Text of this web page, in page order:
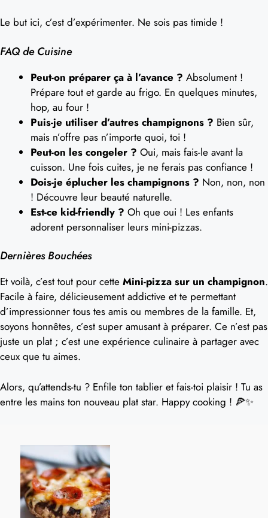
Le but ici, c’est d’expérimenter. Ne sois pas timide !
FAQ de Cuisine
Peut-on préparer ça à l’avance ? Absolument !
Prépare tout et garde au frigo. En quelques minutes,
hop, au four !
Puis-je utiliser d’autres champignons ? Bien sûr,
mais n’offre pas n’importe quoi, toi !
Peut-on les congeler ? Oui, mais fais-le avant la
cuisson. Une fois cuites, je ne ferais pas confiance !
Dois-je éplucher les champignons ? Non, non, non
! Découvre leur beauté naturelle.
Est-ce kid-friendly ? Oh que oui ! Les enfants
adorent personnaliser leurs mini-pizzas.
Dernières Bouchées
Et voilà, c’est tout pour cette Mini-pizza sur un champignon.
Facile à faire, délicieusement addictive et te permettant
d’impressionner tous tes amis ou membres de la famille. Et,
soyons honnêtes, c’est super amusant à préparer. Ce n’est pas
juste un plat ; c’est une expérience culinaire à partager avec
ceux que tu aimes.
Alors, qu’attends-tu ? Enfile ton tablier et fais-toi plaisir ! Tu as
entre les mains ton nouveau plat star. Happy cooking ! 🍕✨